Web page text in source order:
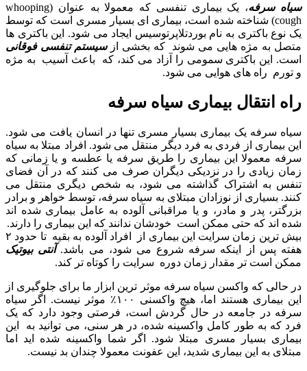
سیاه سرفه، یک
بیماری تنفسی که معمولا به عنوان (whooping
cough) شناخته شده است، بیماری ای بسیار مسری است که توسط
یک نوع باکتری به نام بوردتلاپرتوسیس ایجاد می شود. این باکتری ها
متصل به مژه هایی می شوند که بخشی ازسیستم تنفسی فوقانی
است. این باکتری سمومی را آزاد می کند، که باعث آسیب به مژه
و تورم راه های هوایی می شود.
راه انتقال بیماری سیاه سرفه
سیاه سرفه یک بیماری بسیار مسری تنها در انسان یافت می شود.
این بیماری از فردی به فرد دیگر منتقل می شود. افراد مبتلا به سیاه
سرفه معمولا این بیماری را طریق سرفه یا عطسه و یا زمانی که
زمان زیادی را در نزدیکی دیگران صرف می کنند که در آن فضای
تنفس به اشتراک گذاشته می شود، به شخص دیگری منتقل می
کنند. بسیاری از نوزادان مبتلای به سیاه سرفه، توسط خواهر و برادر
بزرگتر، پدر و مادر، و یا مراقبانی آلوده به عامل بیماری شده اند
شده اند که حتی ممکن است خودشان ندانند که این بیماری را دارند.
بیش ترین زمان سرایت این بیماری از افراد آلوده به بقیه تا حدود ۲
هفته پس از اینکه سرفه شروع می شود، می باشد.آنتی بیوتیک
ممکن است تر مقدار زمان دوره سرایت را کوتاه تر کند.
در حالی که واکسن سیاه سرفه موثر ترین ابزار ما برای جلوگیری از
این بیماری هستند اما، هیچ واکسنی
۱۰۰٪ موثر نیست. اگر سیاه
سرفه در جامعه در حال گردش است، فرصتی وجود دارد که یک
فرد که به طور کامل واکسینه شده، در هر سنی، می توانید به این
بیماری بسیار مسری مبتلا شود. اگر شما واکسینه شده اید اما
مبتلای به این بیماری شدید، این عفونت معمولا چندان بد نیست.